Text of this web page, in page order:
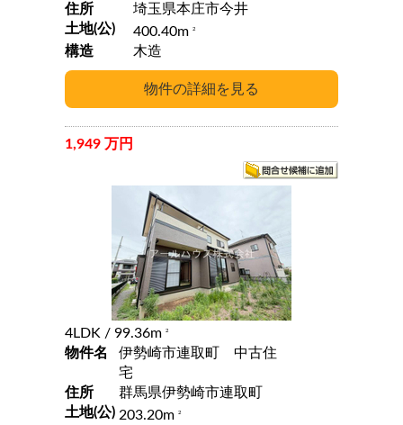
住所
埼玉県本庄市今井
土地(公)
400.40m 2
構造 木造
1,949 万円
4LDK / 99.36m 2
物件名
伊勢崎市連取町 中古住
宅
住所
群馬県伊勢崎市連取町
土地(公) 203.20m 2